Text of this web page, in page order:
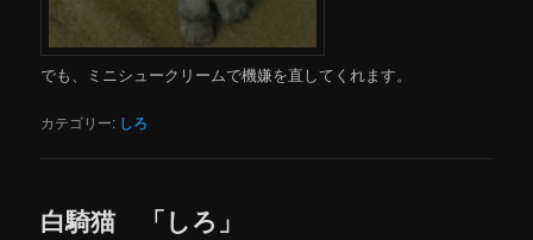
でも、ミニシュークリームで機嫌を直してくれます。
カテゴリー: しろ
白騎猫 「しろ」